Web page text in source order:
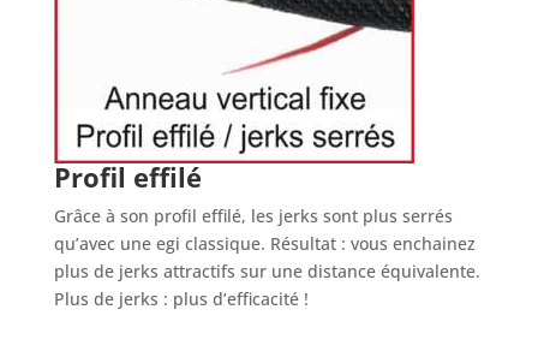
Profil effilé
Grâce à son profil effilé, les jerks sont plus serrés
qu’avec une egi classique. Résultat : vous enchainez
plus de jerks attractifs sur une distance équivalente.
Plus de jerks : plus d’efficacité !